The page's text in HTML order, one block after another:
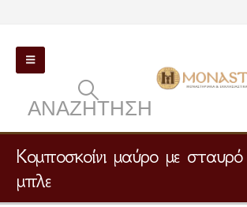
ΑΝΑΖΉΤΗΣΗ
Κομποσκοίνι μαύρο με
μπλε